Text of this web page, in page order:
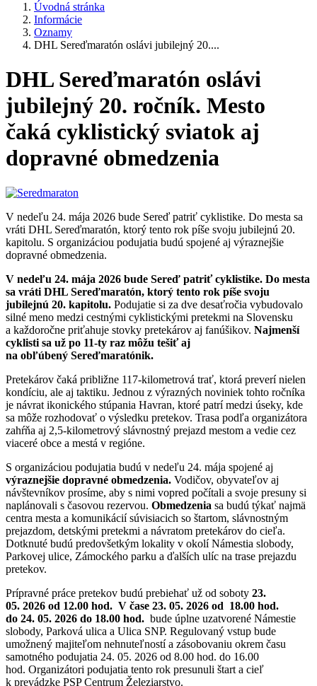
Úvodná stránka
Informácie
Oznamy
DHL Sereďmaratón oslávi jubilejný 20....
DHL Sereďmaratón oslávi
jubilejný 20. ročník. Mesto
čaká cyklistický sviatok aj
dopravné obmedzenia
V nedeľu 24. mája 2026 bude Sereď patriť cyklistike. Do mesta sa
vráti DHL Sereďmaratón, ktorý tento rok píše svoju jubilejnú 20.
kapitolu. S organizáciou podujatia budú spojené aj výraznejšie
dopravné obmedzenia.
V nedeľu 24. mája 2026 bude Sereď patriť cyklistike. Do mesta
sa vráti DHL Sereďmaratón, ktorý tento rok píše svoju
jubilejnú 20. kapitolu. Podujatie si za dve desaťročia vybudovalo
silné meno medzi cestnými cyklistickými pretekmi na Slovensku
a každoročne priťahuje stovky pretekárov aj fanúšikov. Najmenší
cyklisti sa už po 11-ty raz môžu tešiť aj
na obľúbený Sereďmaratónik.
Pretekárov čaká približne 117-kilometrová trať, ktorá preverí nielen
kondíciu, ale aj taktiku. Jednou z výrazných noviniek tohto ročníka
je návrat ikonického stúpania Havran, ktoré patrí medzi úseky, kde
sa môže rozhodovať o výsledku pretekov. Trasa podľa organizátora
zahŕňa aj 2,5-kilometrový slávnostný prejazd mestom a vedie cez
viaceré obce a mestá v regióne.
S organizáciou podujatia budú v nedeľu 24. mája spojené aj
výraznejšie dopravné obmedzenia. Vodičov, obyvateľov aj
návštevníkov prosíme, aby s nimi vopred počítali a svoje presuny si
naplánovali s časovou rezervou. Obmedzenia sa budú týkať najmä
centra mesta a komunikácií súvisiacich so štartom, slávnostným
prejazdom, detskými pretekmi a návratom pretekárov do cieľa.
Dotknuté budú predovšetkým lokality v okolí Námestia slobody,
Parkovej ulice, Zámockého parku a ďalších ulíc na trase prejazdu
pretekov.
Prípravné práce pretekov budú prebiehať už od soboty 23.
05. 2026 od 12.00 hod. V čase 23. 05. 2026 od 18.00 hod.
do 24. 05. 2026 do 18.00 hod. bude úplne uzatvorené Námestie
slobody, Parková ulica a Ulica SNP. Regulovaný vstup bude
umožnený majiteľom nehnuteľností a zásobovaniu okrem času
samotného podujatia 24. 05. 2026 od 8.00 hod. do 16.00
hod. Organizátori podujatia tento rok presunuli štart a cieľ
k prevádzke PSP Centrum Železiarstvo.